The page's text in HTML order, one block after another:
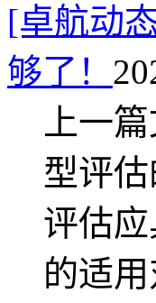
[卓航动
够了！
上一
型评
评估
的适用